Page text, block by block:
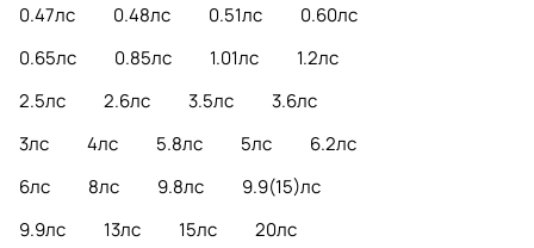
0.47лс
0.48лс 0.51лс
0.60лс
0.65лс
0.85лс 1.01лс
1.2лс
2.5лс
2.6лс 3.5лс
3.6лс
3лс
4лс 5.8лс 5лс
6.2лс
6лс
8лс 9.8лс
9.9(15)лс
9.9лс
13лс 15лс
20лс